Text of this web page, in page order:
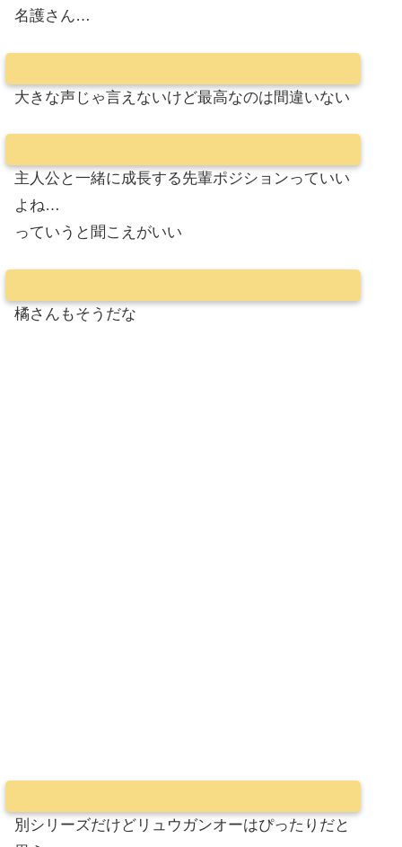
名護さん…
大きな声じゃ言えないけど最高なのは間違いない
主人公と一緒に成長する先輩ポジションっていい
よね…
っていうと聞こえがいい
橘さんもそうだな
別シリーズだけどリュウガンオーはぴったりだと